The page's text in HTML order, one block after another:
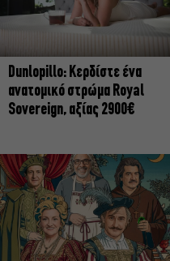
Dunlopillo: Κερδίστε ένα
ανατομικό στρώμα Royal
Sovereign, αξίας 2900€